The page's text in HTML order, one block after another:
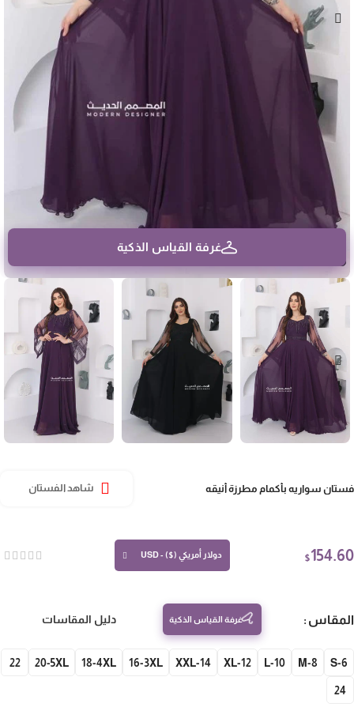
غرفة القياس الذكية
سواريه بأكمام مطرزة أنيقه شاهد الفستان
$ دولار أمريكي ($) - USD
غرفة القياس الذكية دليل المقاسات
S-
10-L
12-XL
14-XXL
16-3XL
18-4XL
20-5XL
22
24